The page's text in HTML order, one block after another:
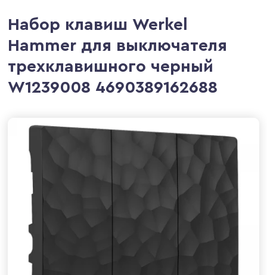
Набор клавиш Werkel
Hammer для выключателя
трехклавишного черный
W1239008 4690389162688